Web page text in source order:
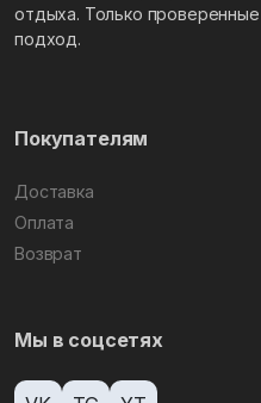
отдыха. Только
подход.
Покупателям
Доставка
Оплата
Возврат
Мы в соцсетях